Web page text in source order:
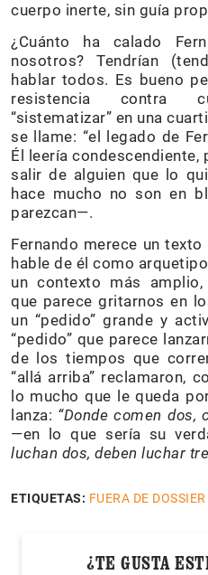
cuerpo inerte, sin guía
¿Cuánto ha calado
nosotros? Tendrían
hablar todos. Es bueno
resistencia contra
“sistematizar” en una
se llame: “el legado de
Él leería
salir de alguien que lo
hace mucho no son en
parezcan—.
Fernando merece un
hable de él como
un contexto más
que parece gritarnos en
un “pedido” grande y
“pedido” que parece
de los tiempos que
“allá arriba” reclamaron,
lo mucho que le queda
lanza: “Donde comen dos,
—en lo que sería su
luchan dos, deben luchar
ETIQUETAS: FUERA DE DOSSIER
¿TE GUSTA